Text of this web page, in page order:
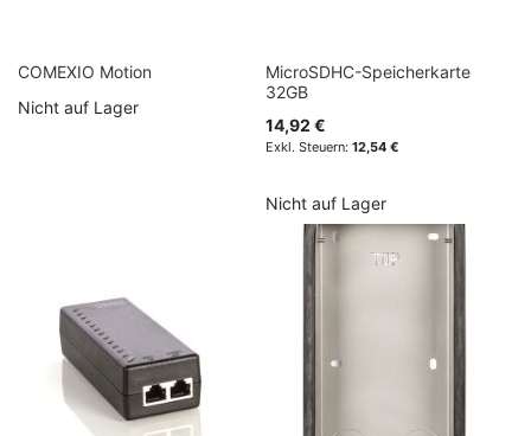
COMEXIO Motion
Nicht auf Lager
MicroSDHC-Speicherkarte
32GB
14,92 €
12,54 €
Nicht auf Lager